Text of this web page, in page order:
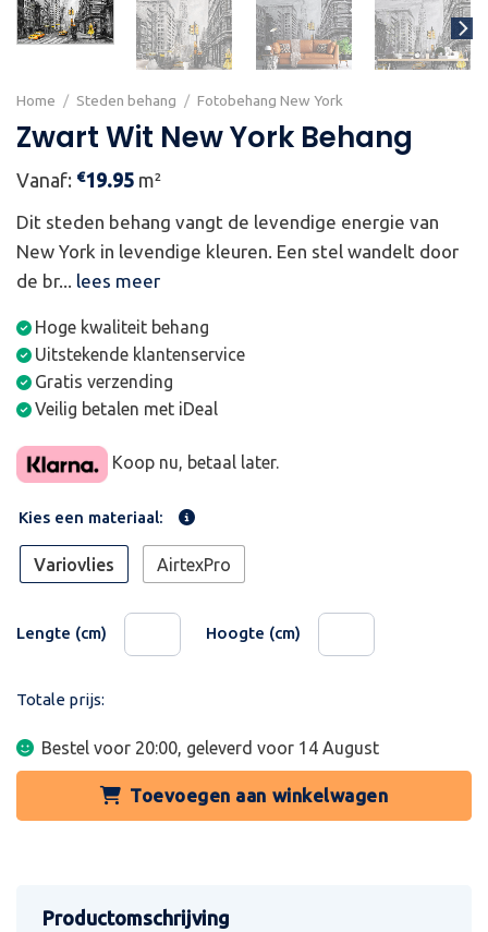
Home / Steden behang / Fotobehang New York
Zwart Wit New York Behang
Vanaf: €19.95 m²
Dit steden behang vangt de levendige energie van
New York in levendige kleuren. Een stel wandelt door
de br... lees meer
Hoge kwaliteit behang
Uitstekende klantenservice
Gratis verzending
Veilig betalen met iDeal
Koop nu, betaal later.
Kies een materiaal:
Variovlies AirtexPro
Lengte (cm) Hoogte (cm)
Totale prijs:
Bestel voor 20:00, geleverd voor 14 August
Toevoegen aan winkelwagen